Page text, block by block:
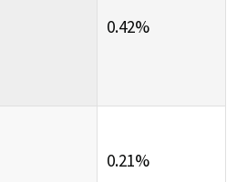
0.42%
0.21%